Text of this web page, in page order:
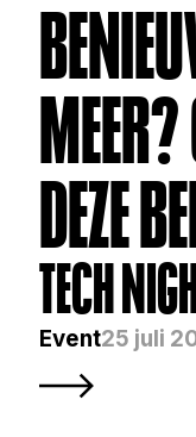
DEZE
TECH
Event25 juli